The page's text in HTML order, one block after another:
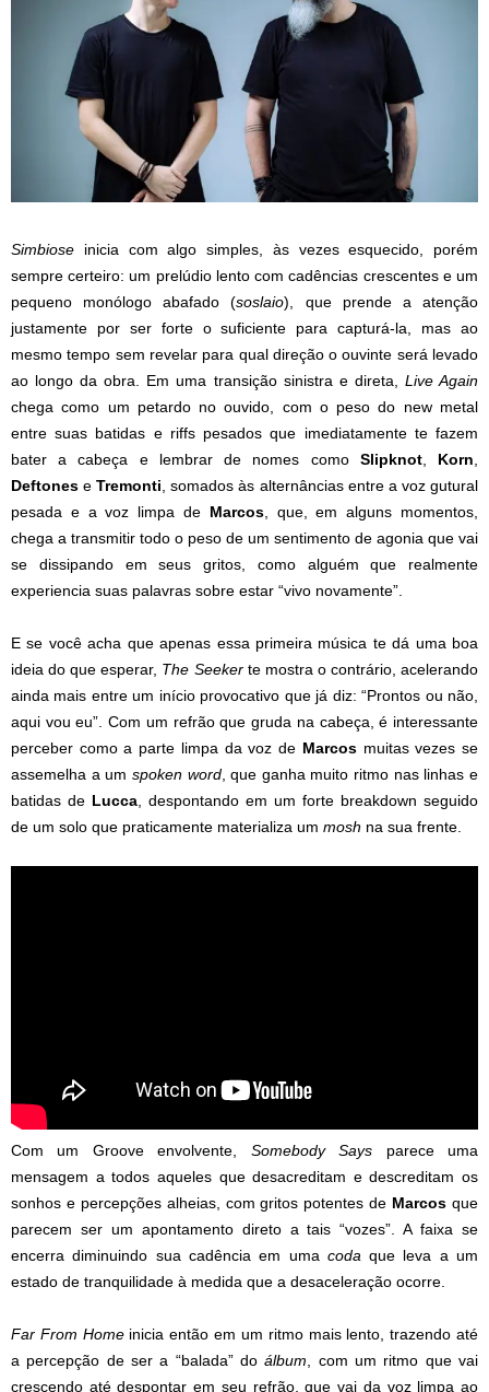
Simbiose inicia com algo simples, às vezes esquecido, porém
sempre certeiro: um prelúdio lento com cadências crescentes e um
pequeno monólogo abafado (soslaio), que prende a atenção
justamente por ser forte o suficiente para capturá-la, mas ao
mesmo tempo sem revelar para qual direção o ouvinte será levado
ao longo da obra. Em uma transição sinistra e direta, Live Again
chega como um petardo no ouvido, com o peso do new metal
entre suas batidas e riffs pesados que imediatamente te fazem
bater a cabeça e lembrar de nomes como Slipknot, Korn
Deftones eTremonti , somados às alternâncias entre a voz gutural
pesada e a voz limpa de Marcos, que, em alguns momentos,
chega a transmitir todo o peso de um sentimento de agonia que vai
se dissipando em seus gritos, como alguém que realmente
experiencia suas palavras sobre estar “vivo novamente”.
E se você acha que apenas essa primeira música te dá uma boa
ideia do que esperar, The Seekerte mostra o contrário, acelerando
ainda mais entre um início provocativo que já diz: “Prontos ou não,
aqui vou eu”. Com um refrão que gruda na cabeça, é interessante
perceber como a parte limpa da voz de Marcosmuitas vezes se
assemelha a um spoken word, que ganha muito ritmo nas linhas e
batidas de Lucca , despontando em um forte breakdown seguido
de um solo que praticamente materializa um mosh na sua frente.
Com um Groove envolvente, Somebody Says parece uma
mensagem a todos aqueles que desacreditam e descreditam os
sonhos e percepções alheias, com gritos potentes de Marcos que
parecem ser um apontamento direto a tais “vozes”. A faixa se
encerra diminuindo sua cadência em uma coda que leva a um
estado de tranquilidade à medida que a desaceleração ocorre.
Far From Homeinicia então em um ritmo mais lento, trazendo até
a percepção de ser a “balada” doálbum , com um ritmo que vai
crescendo até despontar em seu refrão, que vai da voz limpa ao